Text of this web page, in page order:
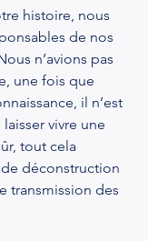
histoire, nous
de nos
n’avions pas
une fois que
il n’est
vivre une
tout cela
déconstruction
transmission des